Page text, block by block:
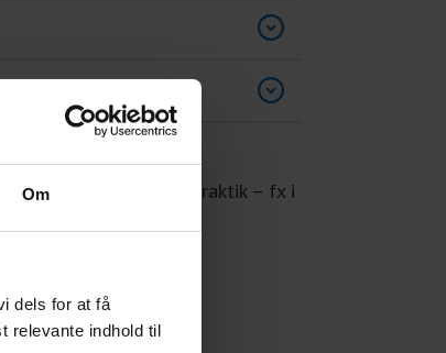
Om
dels for at få
relevante indhold til
dårlige vaner i en praktik – fx i